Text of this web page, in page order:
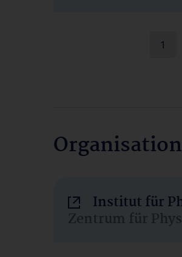
1
Institut für
Zentrum für